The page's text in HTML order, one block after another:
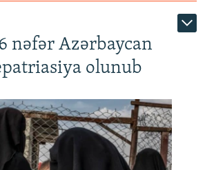
nəfər Azərbaycan
olunub